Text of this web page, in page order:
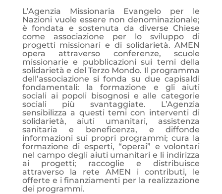
L’Agenzia Missionaria Evangelo per le
Nazioni vuole essere non denominazionale;
è fondata e sostenuta da diverse Chiese
come associazione per lo sviluppo di
progetti missionari e di solidarietà. AMEN
opera attraverso conferenze, scuole
missionarie e pubblicazioni sui temi della
solidarietà e del Terzo Mondo. Il programma
dell’associazione si fonda su due capisaldi
fondamentali: la formazione e gli aiuti
sociali ai popoli bisognosi e alle categorie
sociali più svantaggiate. L’Agenzia
sensibilizza a questi temi con interventi di
solidarietà, aiuti umanitari, assistenza
sanitaria e beneficenza, e diffonde
informazioni sui propri programmi; cura la
formazione di esperti, “operai” e volontari
nel campo degli aiuti umanitari e li indirizza
ai progetti; raccoglie e distribuisce
attraverso la rete AMEN i contributi, le
offerte e i finanziamenti per la realizzazione
dei programmi.